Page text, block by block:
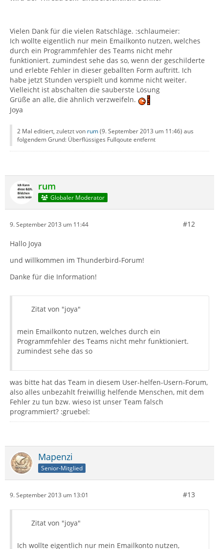
Vielen Dank für die vielen Ratschläge. :schlaumeier:
Ich wollte eigentlich nur mein Emailkonto nutzen, welches
durch ein Programmfehler des Teams nicht mehr
funktioniert. zumindest sehe das so, wenn der geschilderte
und erlebte Fehler in dieser geballten Form auftritt. Ich
habe jetzt Stunden verspielt und komme nicht weiter.
Vielleicht ist abschalten die sauberste Lösung
Grüße an alle, die ähnlich verzweifeln.
Joya
2 Mal editiert, zuletzt von rum(9. September 2013 um 11:46) aus
folgendem Grund: Überflüssiges Fullqoute entfernt
rum
Globaler Moderator
9. September 2013 um 11:44 #12
Hallo Joya
und willkommen im Thunderbird-Forum!
Danke für die Information!
Zitat von "joya"
mein Emailkonto nutzen, welches durch ein
Programmfehler des Teams nicht mehr funktioniert.
zumindest sehe das so
was bitte hat das Team in diesem User-helfen-Usern-Forum,
also alles unbezahlt freiwillig helfende Menschen, mit dem
Fehler zu tun bzw. wieso ist unser Team falsch
programmiert? :gruebel:
Mapenzi
Senior-Mitglied
9. September 2013 um 13:01 #13
Zitat von "joya"
Ich wollte eigentlich nur mein Emailkonto nutzen,